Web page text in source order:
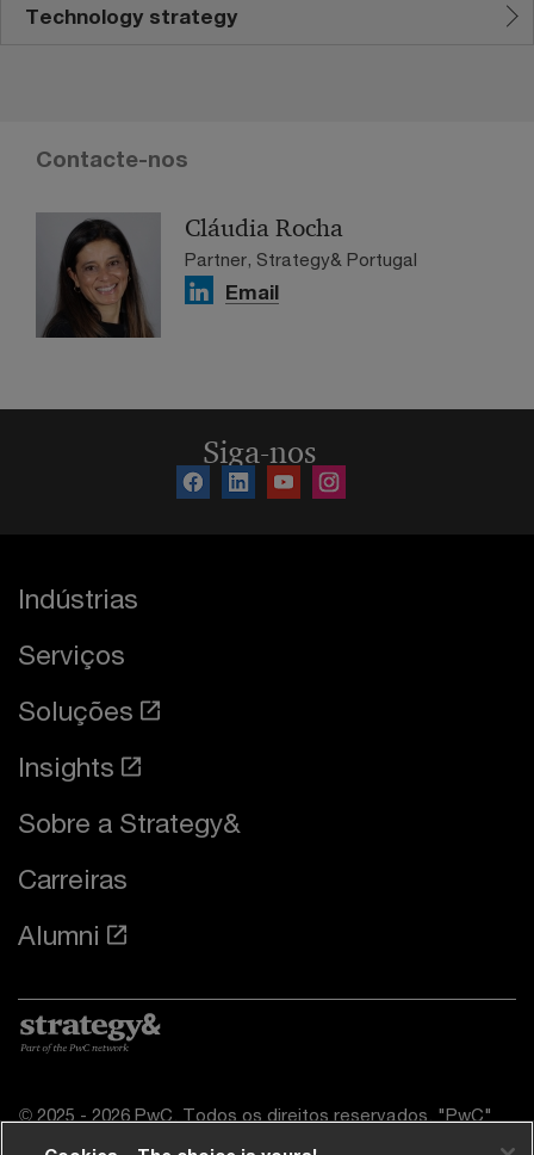
Technology strategy
Contacte-nos
Cláudia Rocha
Partner, Strategy& Portugal
Email
Siga-nos
Indústrias
Serviços
Soluções
Insights
Sobre a Strategy&
Carreiras
Alumni
© 2025 - 2026 PwC. Todos os direitos reservados. "PwC"